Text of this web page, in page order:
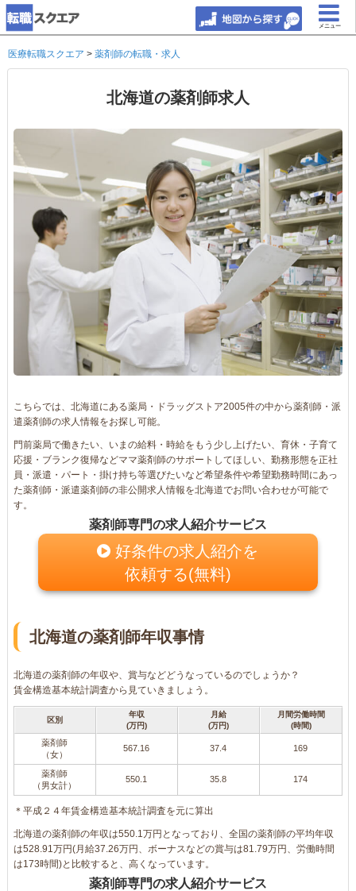
メニュー
医療転職スクエア > 薬剤師の転職・求人
北海道の薬剤師求人
こちらでは、北海道にある薬局・ドラッグストア2005件の中から薬剤師・派
遣薬剤師の求人情報をお探し可能。
門前薬局で働きたい、いまの給料・時給をもう少し上げたい、育休・子育て
応援・ブランク復帰などママ薬剤師のサポートしてほしい、勤務形態を正社
員・派遣・パート・掛け持ち等選びたいなど希望条件や希望勤務時間にあっ
た薬剤師・派遣薬剤師の非公開求人情報を北海道でお問い合わせが可能で
す。
薬剤師専門の求人紹介サービス
好条件の求人紹介を
依頼する(無料)
北海道の薬剤師年収事情
北海道の薬剤師の年収や、賞与などどうなっているのでしょうか？
賃金構造基本統計調査から見ていきましょう。
区別
年収
(万円)
月給
(万円)
月間労働時間
(時間)
薬剤師
（女）
567.16 37.4 169
薬剤師
（男女計）
550.1 35.8 174
＊平成２４年賃金構造基本統計調査を元に算出
北海道の薬剤師の年収は550.1万円となっており、全国の薬剤師の平均年収
は528.91万円(月給37.26万円、ボーナスなどの賞与は81.79万円、労働時間
は173時間)と比較すると、高くなっています。
薬剤師専門の求人紹介サービス